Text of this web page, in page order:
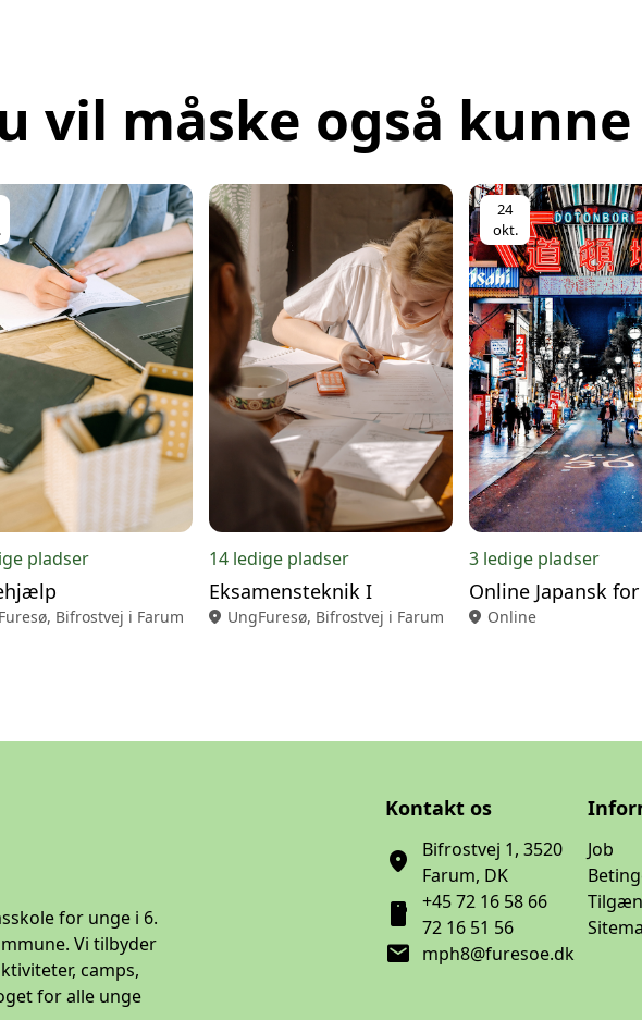
Online
Online
Online
vil måske også
pladser
Bifrostvej i Farum
14 ledige pladser
Eksamensteknik I
location_on UngFuresø, Bifrostvej i Farum
24
okt.
3 ledige pladser
location_on Online
for unge i 6.
Vi tilbyder
camps,
for alle unge
Kontakt os
location_on
Bifrostvej 1, 3520
Farum, DK
smartphone
+45 72 16 58 66
72 16 51 56
mail mph8@furesoe.dk
Job